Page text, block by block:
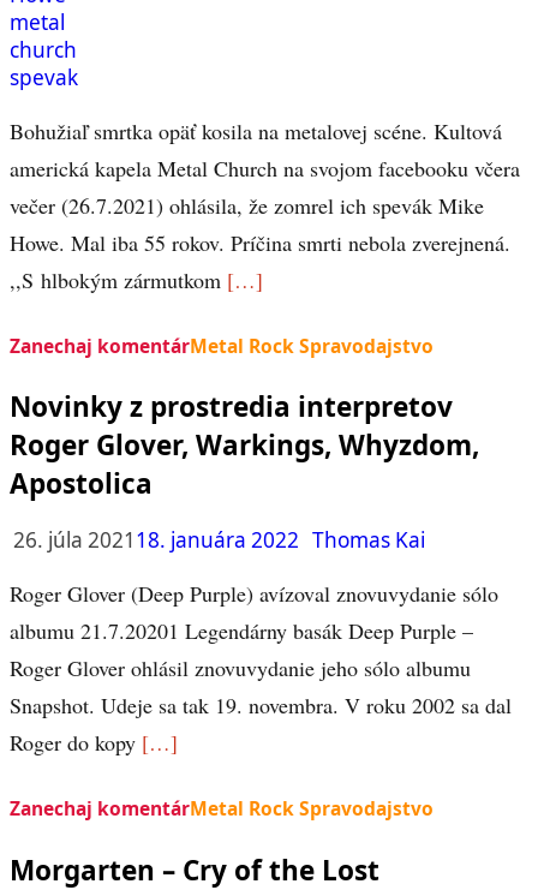
Bohužiaľ smrtka opäť kosila na metalovej scéne. Kultová
americká kapela Metal Church na svojom facebooku včera
večer (26.7.2021) ohlásila, že zomrel ich spevák Mike
Howe. Mal iba 55 rokov. Príčina smrti nebola zverejnená.
,,S hlbokým zármutkom […]
Zanechaj komentárMetal Rock Spravodajstvo
Novinky z prostredia interpretov
Roger Glover, Warkings, Whyzdom,
Apostolica
26. júla 202118. januára 2022 Thomas Kai
Roger Glover (Deep Purple) avízoval znovuvydanie sólo
albumu 21.7.20201 Legendárny basák Deep Purple –
Roger Glover ohlásil znovuvydanie jeho sólo albumu
Snapshot. Udeje sa tak 19. novembra. V roku 2002 sa dal
Roger do kopy […]
Zanechaj komentárMetal Rock Spravodajstvo
Morgarten – Cry of the Lost